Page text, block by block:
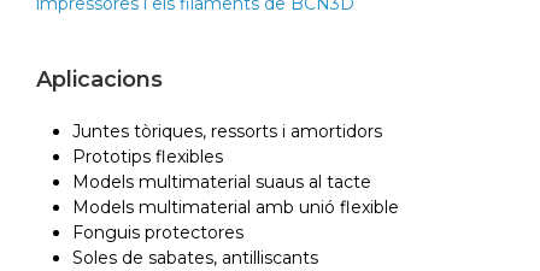
Aplicacions
Juntes tòriques, ressorts i amortidors
Prototips flexibles
Models multimaterial suaus al tacte
Models multimaterial amb unió flexible
Fonguis protectores
Soles de sabates, antilliscants